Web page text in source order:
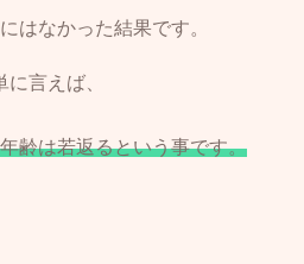
はなかった結果です。
に言えば、
齢は若返るという事です。